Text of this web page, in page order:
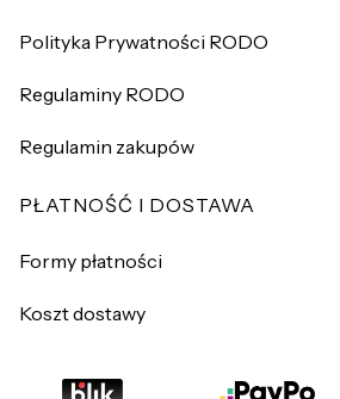
Polityka Prywatności RODO
Regulaminy RODO
Regulamin zakupów
PŁATNOŚĆ I DOSTAWA
Formy płatności
Koszt dostawy